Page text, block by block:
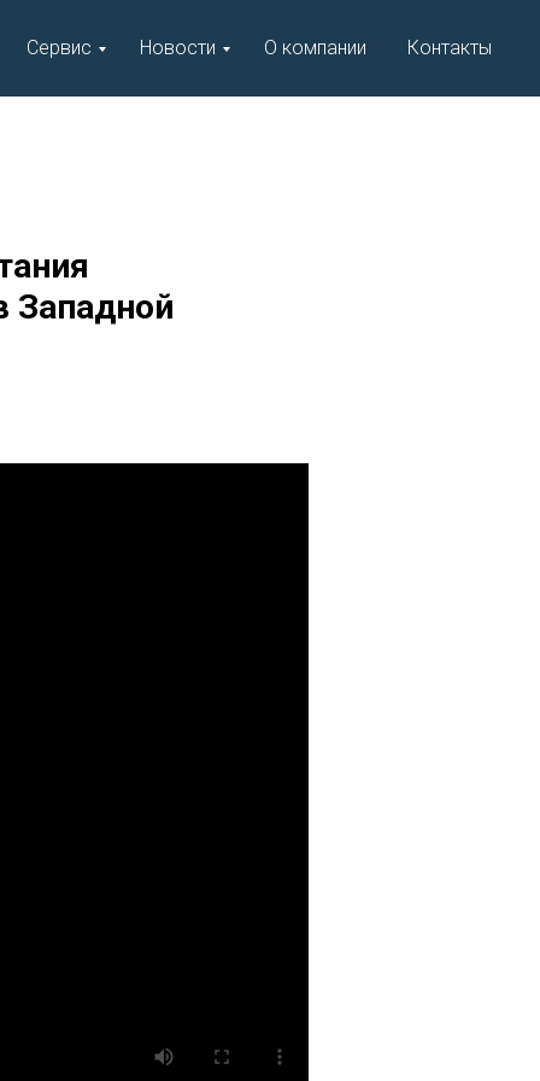
Сервис Новости О компании Контакты
Западной